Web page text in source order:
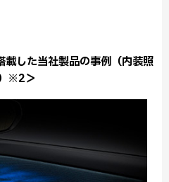
載した当社製品の事例（内装照
※2＞